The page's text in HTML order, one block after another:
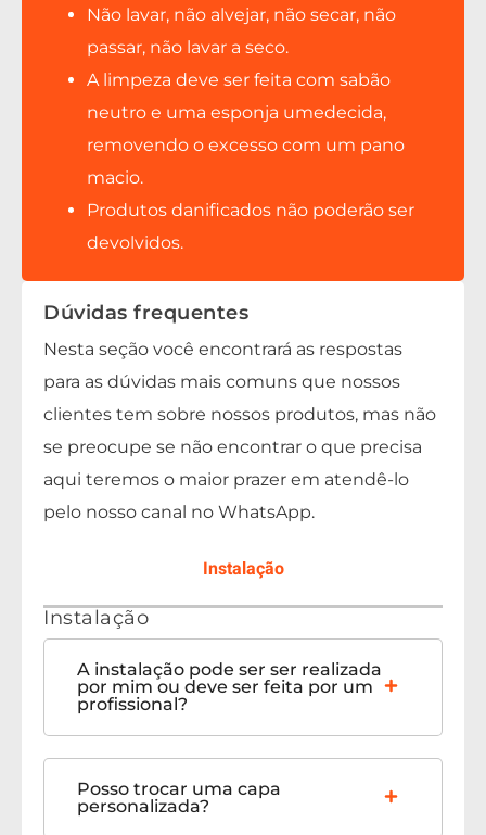
Não lavar, não alvejar, não secar, não
passar, não lavar a seco.
A limpeza deve ser feita com sabão
neutro e uma esponja umedecida,
removendo o excesso com um pano
macio.
Produtos danificados não poderão ser
devolvidos.
Dúvidas frequentes
Nesta seção você encontrará as respostas
para as dúvidas mais comuns que nossos
clientes tem sobre nossos produtos, mas não
se preocupe se não encontrar o que precisa
aqui teremos o maior prazer em atendê-lo
pelo nosso canal no WhatsApp.
Instalação
Instalação
A instalação pode ser ser realizada
por mim ou deve ser feita por um
profissional?
Posso trocar uma capa
personalizada?